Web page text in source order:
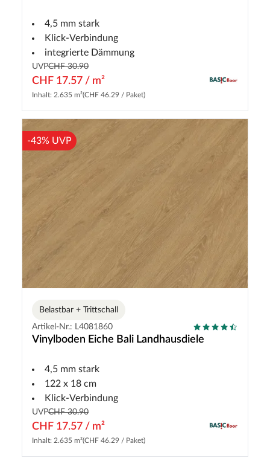
4,5 mm stark
Klick-Verbindung
integrierte Dämmung
UVPCHF 30.90
CHF 17.57 / m²
Inhalt: 2.635 m²(CHF 46.29 / Paket)
-43% UVP
Belastbar + Trittschall
Artikel-Nr.: L4081860
Vinylboden Eiche Bali Landhausdiele
4,5 mm stark
122 x 18 cm
Klick-Verbindung
UVPCHF 30.90
CHF 17.57 / m²
Inhalt: 2.635 m²(CHF 46.29 / Paket)